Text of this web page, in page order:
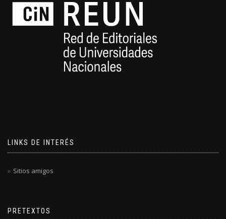
LINKS DE INTERÉS
Sitios amigos
PRETEXTOS